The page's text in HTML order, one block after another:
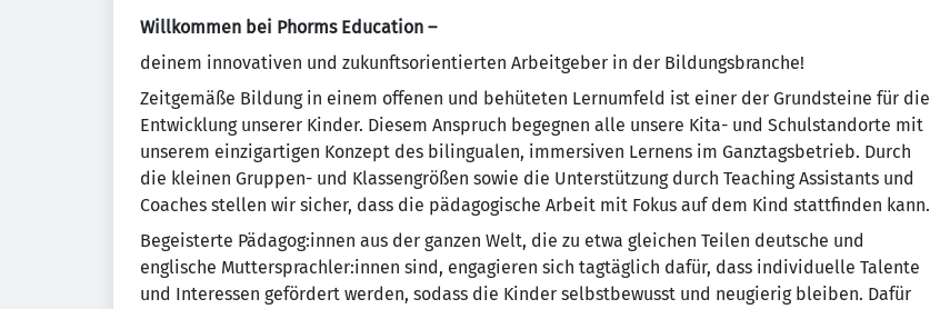
Willkommen bei Phorms Education –
deinem innovativen und zukunftsorientierten Arbeitgeber in der Bildungsbranche!
Zeitgemäße Bildung in einem offenen und behüteten Lernumfeld ist einer der Grundsteine für die
Entwicklung unserer Kinder. Diesem Anspruch begegnen alle unsere Kita- und Schulstandorte mit
unserem einzigartigen Konzept des bilingualen, immersiven Lernens im Ganztagsbetrieb. Durch
die kleinen Gruppen- und Klassengrößen sowie die Unterstützung durch Teaching Assistants und
Coaches stellen wir sicher, dass die pädagogische Arbeit mit Fokus auf dem Kind stattfinden kann.
Begeisterte Pädagog:innen aus der ganzen Welt, die zu etwa gleichen Teilen deutsche und
englische Muttersprachler:innen sind, engagieren sich tagtäglich dafür, dass individuelle Talente
und Interessen gefördert werden, sodass die Kinder selbstbewusst und neugierig bleiben. Dafür